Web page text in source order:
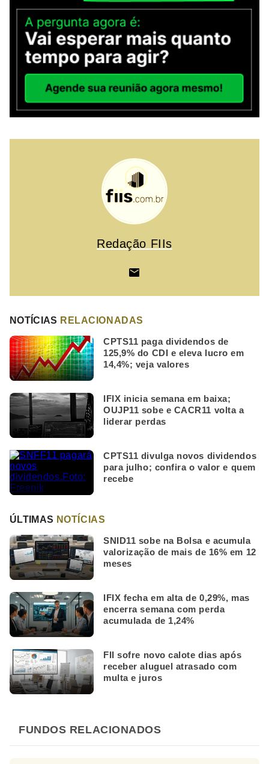
Redação FIIs
NOTÍCIAS RELACIONADAS
CPTS11 paga dividendos de
125,9% do CDI e eleva lucro em
14,4%; veja valores
IFIX inicia semana em baixa;
OUJP11 sobe e CACR11 volta a
liderar perdas
CPTS11 divulga novos dividendos
para julho; confira o valor e quem
recebe
ÚLTIMAS NOTÍCIAS
SNID11 sobe na Bolsa e acumula
valorização de mais de 16% em 12
meses
IFIX fecha em alta de 0,29%, mas
encerra semana com perda
acumulada de 1,24%
FII sofre novo calote dias após
receber aluguel atrasado com
multa e juros
FUNDOS RELACIONADOS